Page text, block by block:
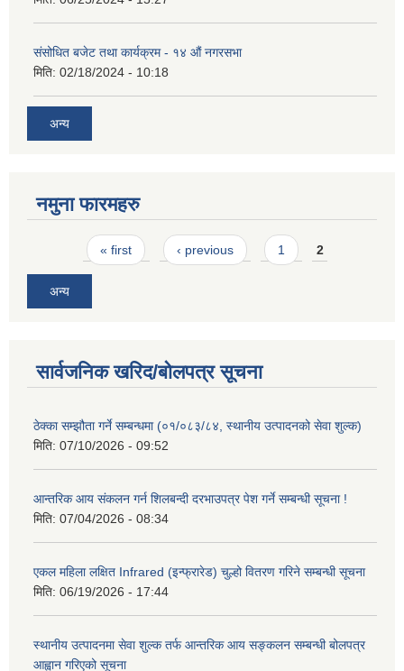
संसोधित बजेट तथा कार्यक्रम - १४ औं नगरसभा
मिति: 02/18/2024 - 10:18
अन्य
नमुना फारमहरु
Pages« first ‹ previous 1 2
अन्य
सार्वजनिक खरिद/बोलपत्र सूचना
ठेक्का सम्झौता गर्ने सम्बन्धमा (०१/०८३/८४, स्थानीय उत्पादनको सेवा शुल्क)
मिति: 07/10/2026 - 09:52
आन्तरिक आय संकलन गर्न शिलबन्दी दरभाउपत्र पेश गर्ने सम्बन्धी सूचना !
मिति: 07/04/2026 - 08:34
एकल महिला लक्षित Infrared (इन्फ्रारेड) चुल्हो वितरण गरिने सम्बन्धी सूचना
मिति: 06/19/2026 - 17:44
स्थानीय उत्पादनमा सेवा शुल्क तर्फ आन्तरिक आय सङ्कलन सम्बन्धी बोलपत्र
आह्वान गरिएको सूचना